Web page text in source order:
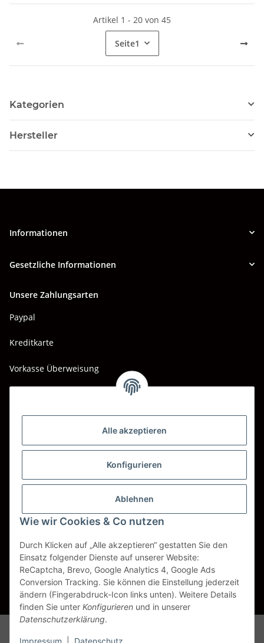
Alle akzeptieren
Konfigurieren
Ablehnen
Wie wir Cookies & Co nutzen
Durch Klicken auf „Alle akzeptieren“ gestatten Sie den
Einsatz folgender Dienste auf unserer Website:
ReCaptcha, Brevo, Google Analytics 4, Google Ads
Conversion Tracking. Sie können die Einstellung jederzeit
ändern (Fingerabdruck-Icon links unten). Weitere Details
finden Sie unter Konfigurieren und in unserer
Datenschutzerklärung.
Impressum Datenschutz
Artikel 1 - 20 von 45
Seite1
Kategorien
Hersteller
Informationen
Gesetzliche Informationen
Unsere Zahlungsarten
Paypal
Kreditkarte
Vorkasse Überweisung
Wir versenden mit
Spedition BTG
Spedition Schenker
Vertrag widerrufen
* Alle Preise inkl. gesetzlicher USt., zzgl.Versand
Abkürzungen und Logos sind Eigentum der entspr. Unternehmen und